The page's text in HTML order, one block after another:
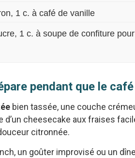
1 c. à café de vanille
1 c. à soupe de confiture
pendant que le
bien tassée, une couche
d’un cheesecake aux fraises
citronnée.
un goûter improvisé ou un